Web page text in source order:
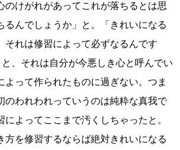
のけがれがあってこれが落ちるとは思
るんでしょうか」と。「きれいになる
それは修習によって必ずなるんです
、それは自分が今悪しき心と呼んでい
よって作られたものに過ぎない。つま
のわれわれっていうのは純粋な真我で
によってここまで汚くしちゃったと。
方を修習するならば絶対きれいになる